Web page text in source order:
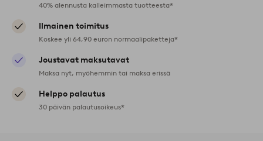
40% alennusta kalleimmasta tuotteesta*
Ilmainen toimitus
Koskee yli 64,90 euron normaalipaketteja*
Joustavat maksutavat
Maksa nyt, myöhemmin tai maksa erissä
Helppo palautus
30 päivän palautusoikeus*